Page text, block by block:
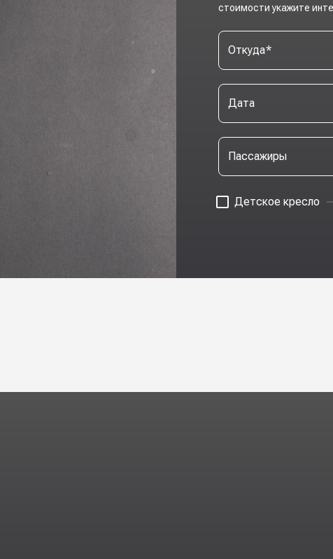
стоимости укажите
Откуда*
Дата
Пассажиры
Детское кресло